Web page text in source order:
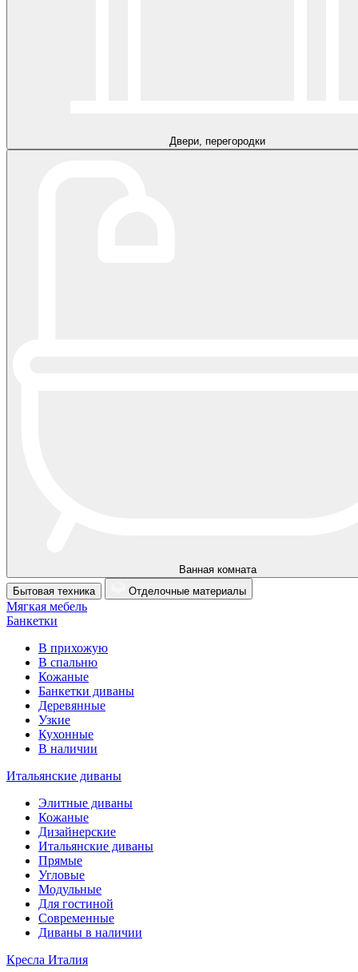
Двери, перегородки
Ванная комната
Бытовая техника
Отделочные материалы
Мягкая мебель
Банкетки
В прихожую
В спальню
Кожаные
Банкетки диваны
Деревянные
Узкие
Кухонные
В наличии
Итальянские диваны
Элитные диваны
Кожаные
Дизайнерские
Итальянские диваны
Прямые
Угловые
Модульные
Для гостиной
Современные
Диваны в наличии
Кресла Италия